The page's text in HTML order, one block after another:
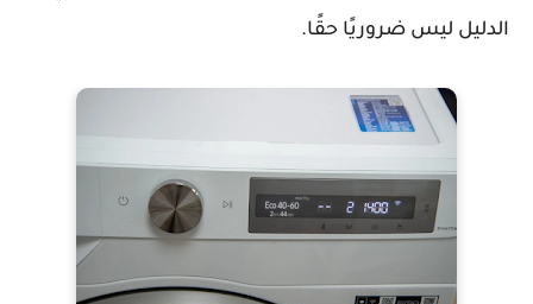
الدليل ليس ضروريًا حقًا.